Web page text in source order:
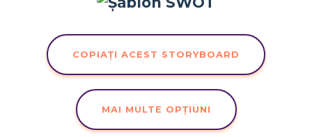
COPIAȚI ACEST STORYBOARD
MAI MULTE OPȚIUNI